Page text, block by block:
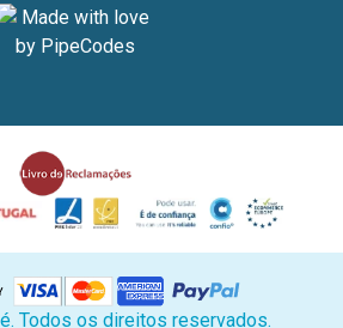
Todos os direitos reservados.